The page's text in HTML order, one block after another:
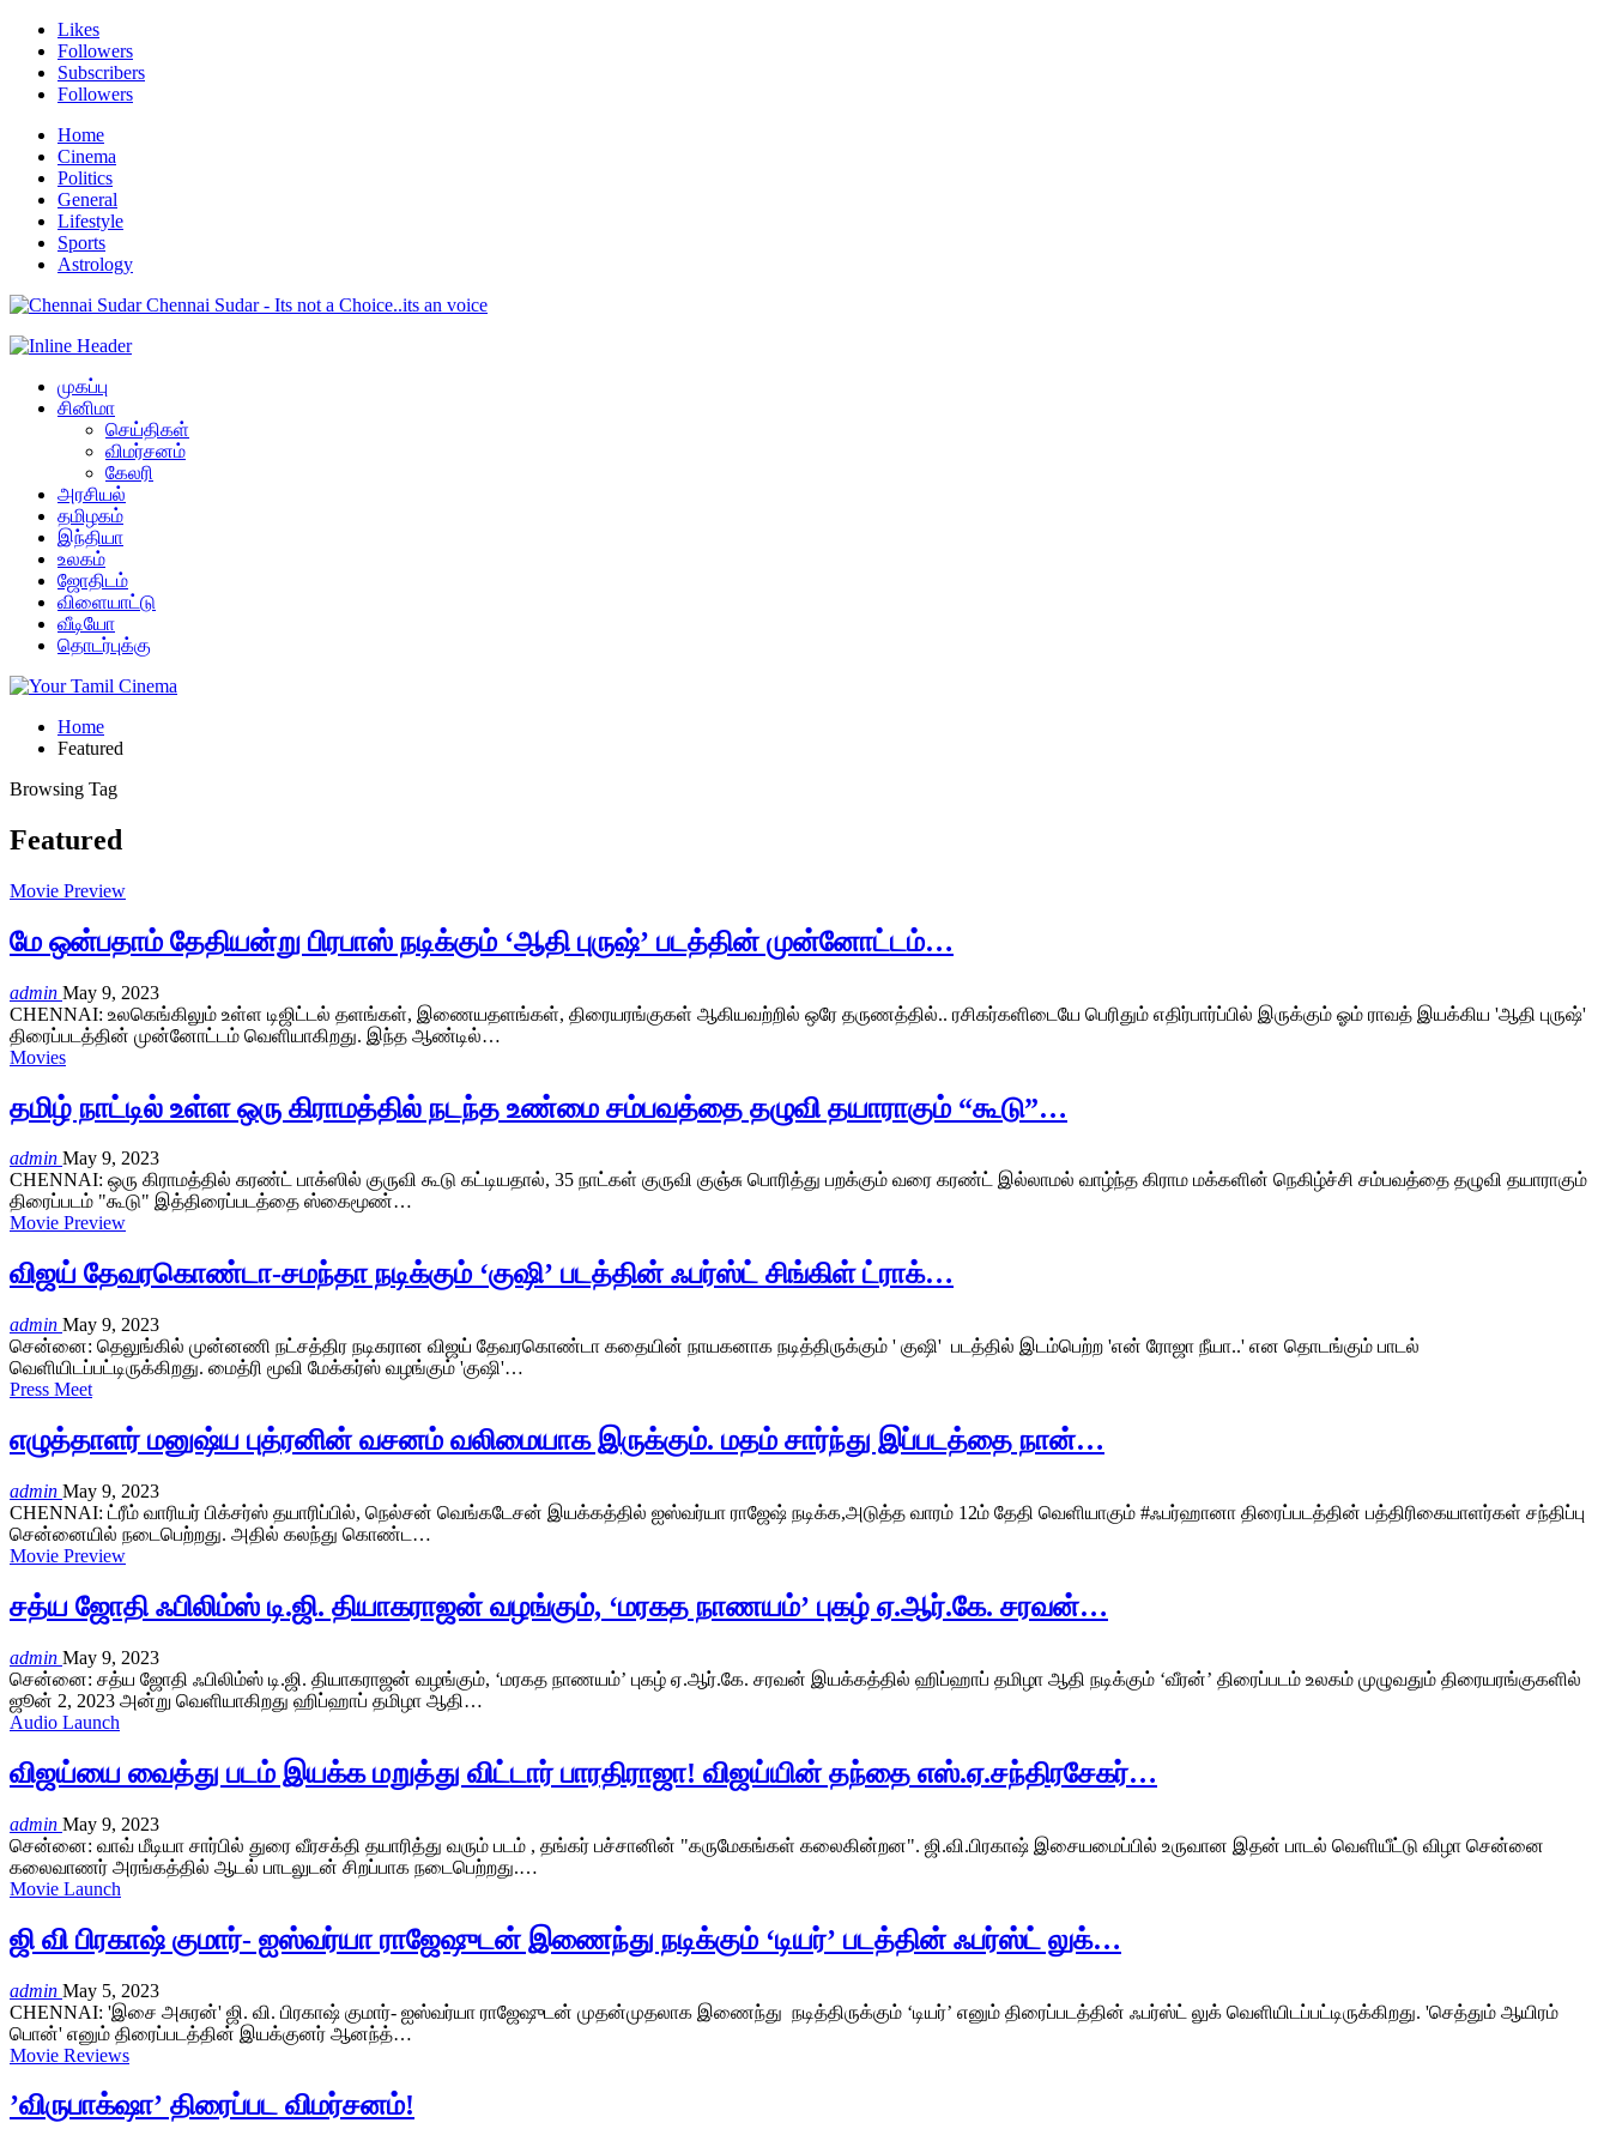
Likes
Followers
Subscribers
Followers
Home
Cinema
Politics
General
Lifestyle
Sports
Astrology
Chennai Sudar - Its not a Choice..its an voice
முகப்பு
சினிமா
செய்திகள்
விமர்சனம்
கேலரி
அரசியல்
தமிழகம்
இந்தியா
உலகம்
ஜோதிடம்
விளையாட்டு
வீடியோ
தொடர்புக்கு
Home
Featured
Browsing Tag
Featured
Movie Preview
மே ஒன்பதாம் தேதியன்று பிரபாஸ் நடிக்கும் ‘ஆதி புருஷ்’ படத்தின் முன்னோட்டம்…
admin May 9, 2023
CHENNAI: உலகெங்கிலும் உள்ள டிஜிட்டல் தளங்கள், இணையதளங்கள், திரையரங்குகள் ஆகியவற்றில் ஒரே தருணத்தில்.. ரசிகர்களிடையே பெரிதும் எதிர்பார்ப்பில் இருக்கும் ஓம் ராவத் இயக்கிய 'ஆதி புருஷ்'
திரைப்படத்தின் முன்னோட்டம் வெளியாகிறது. இந்த ஆண்டில்…
Movies
தமிழ் நாட்டில் உள்ள ஒரு கிராமத்தில் நடந்த உண்மை சம்பவத்தை தழுவி தயாராகும் “கூடு”…
admin May 9, 2023
CHENNAI: ஒரு கிராமத்தில் கரண்ட் பாக்ஸில் குருவி கூடு கட்டியதால், 35 நாட்கள் குருவி குஞ்சு பொரித்து பறக்கும் வரை கரண்ட் இல்லாமல் வாழ்ந்த கிராம மக்களின் நெகிழ்ச்சி சம்பவத்தை தழுவி தயாராகும்
திரைப்படம் "கூடு" இத்திரைப்படத்தை ஸ்கைமூண்…
Movie Preview
விஜய் தேவரகொண்டா-சமந்தா நடிக்கும் ‘குஷி’ படத்தின் ஃபர்ஸ்ட் சிங்கிள் ட்ராக்…
admin May 9, 2023
சென்னை: தெலுங்கில் முன்னணி நட்சத்திர நடிகரான விஜய் தேவரகொண்டா கதையின் நாயகனாக நடித்திருக்கும் ' குஷி' படத்தில் இடம்பெற்ற 'என் ரோஜா நீயா..' என தொடங்கும் பாடல்
வெளியிடப்பட்டிருக்கிறது. மைத்ரி மூவி மேக்கர்ஸ் வழங்கும் 'குஷி'…
Press Meet
எழுத்தாளர் மனுஷ்ய புத்ரனின் வசனம் வலிமையாக இருக்கும். மதம் சார்ந்து இப்படத்தை நான்…
admin May 9, 2023
CHENNAI: ட்ரீம் வாரியர் பிக்சர்ஸ் தயாரிப்பில், நெல்சன் வெங்கடேசன் இயக்கத்தில் ஐஸ்வர்யா ராஜேஷ் நடிக்க,அடுத்த வாரம் 12ம் தேதி வெளியாகும் #ஃபர்ஹானா திரைப்படத்தின் பத்திரிகையாளர்கள் சந்திப்பு
சென்னையில் நடைபெற்றது. அதில் கலந்து கொண்ட…
Movie Preview
சத்ய ஜோதி ஃபிலிம்ஸ் டி.ஜி. தியாகராஜன் வழங்கும், ‘மரகத நாணயம்’ புகழ் ஏ.ஆர்.கே. சரவன்…
admin May 9, 2023
சென்னை: சத்ய ஜோதி ஃபிலிம்ஸ் டி.ஜி. தியாகராஜன் வழங்கும், ‘மரகத நாணயம்’ புகழ் ஏ.ஆர்.கே. சரவன் இயக்கத்தில் ஹிப்ஹாப் தமிழா ஆதி நடிக்கும் ‘வீரன்’ திரைப்படம் உலகம் முழுவதும் திரையரங்குகளில்
ஜூன் 2, 2023 அன்று வெளியாகிறது ஹிப்ஹாப் தமிழா ஆதி…
Audio Launch
விஜய்யை வைத்து படம் இயக்க மறுத்து விட்டார் பாரதிராஜா! விஜய்யின் தந்தை எஸ்.ஏ.சந்திரசேகர்…
admin May 9, 2023
சென்னை: வாவ் மீடியா சார்பில் துரை வீரசக்தி தயாரித்து வரும் படம் , தங்கர் பச்சானின் "கருமேகங்கள் கலைகின்றன". ஜி.வி.பிரகாஷ் இசையமைப்பில் உருவான இதன் பாடல் வெளியீட்டு விழா சென்னை
கலைவாணர் அரங்கத்தில் ஆடல் பாடலுடன் சிறப்பாக நடைபெற்றது.…
Movie Launch
ஜி வி பிரகாஷ் குமார்- ஐஸ்வர்யா ராஜேஷுடன் இணைந்து நடிக்கும் ‘டியர்’ படத்தின் ஃபர்ஸ்ட் லுக்…
admin May 5, 2023
CHENNAI: 'இசை அசுரன்' ஜி. வி. பிரகாஷ் குமார்- ஐஸ்வர்யா ராஜேஷுடன் முதன்முதலாக இணைந்து நடித்திருக்கும் ‘டியர்’ எனும் திரைப்படத்தின் ஃபர்ஸ்ட் லுக் வெளியிடப்பட்டிருக்கிறது. 'செத்தும் ஆயிரம்
பொன்' எனும் திரைப்படத்தின் இயக்குனர் ஆனந்த்…
Movie Reviews
’விருபாக்‌ஷா’ திரைப்பட விமர்சனம்!